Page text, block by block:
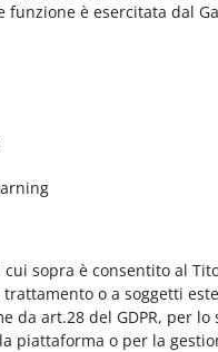
funzione è esercitata dal
sopra è consentito al
o a soggetti
da art.28 del GDPR, per
piattaforma o per la